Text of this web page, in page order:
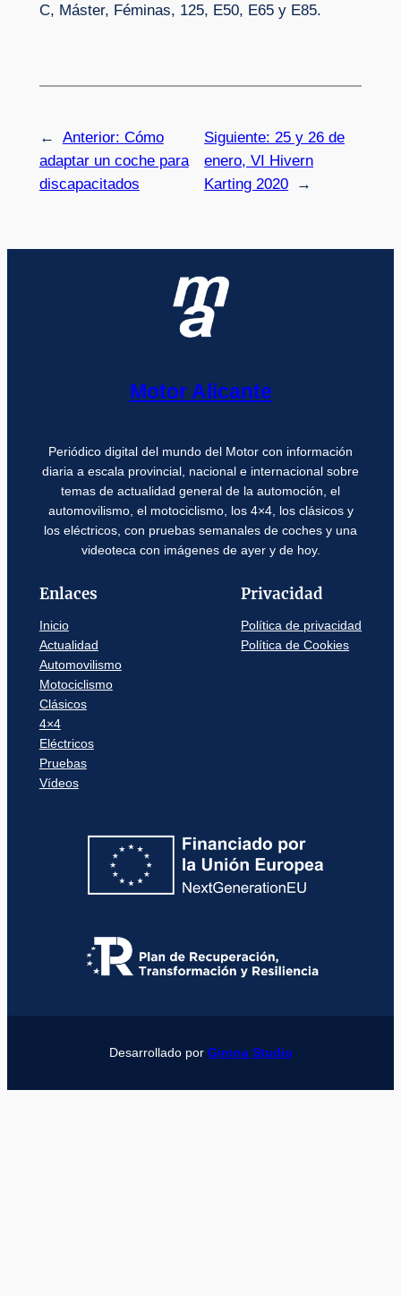
C, Máster, Féminas, 125, E50, E65 y E85.
← Anterior: Cómo
adaptar un coche para
discapacitados
Siguiente:25 y 26 de
enero, VI Hivern
Karting 2020
→
Motor Alicante
Periódico digital del mundo del Motor con información
diaria a escala provincial, nacional e internacional sobre
temas de actualidad general de la automoción, el
automovilismo, el motociclismo, los 4×4, los clásicos y
los eléctricos, con pruebas semanales de coches y una
videoteca con imágenes de ayer y de hoy.
Enlaces
Inicio
Actualidad
Automovilismo
Motociclismo
Clásicos
4×4
Eléctricos
Pruebas
Vídeos
Privacidad
Política de privacidad
Política de Cookies
Desarrollado por Girona Studio